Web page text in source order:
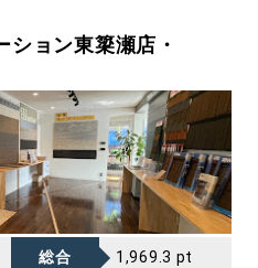
ション東簗瀬店・
総合 1,969.3 pt